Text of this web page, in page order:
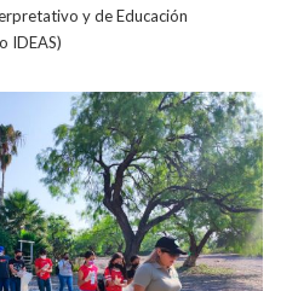
y de Educación
IDEAS)